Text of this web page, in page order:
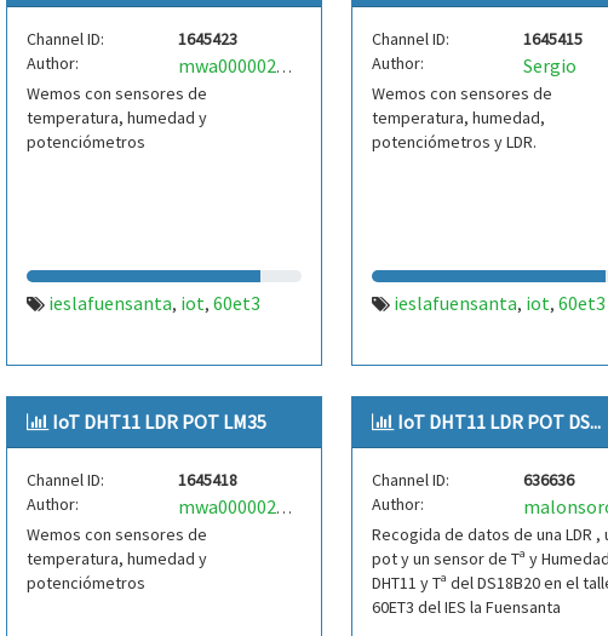
Channel ID:
1645423
Author:
mwa0000025484632
Wemos con sensores de
temperatura, humedad y
potenciómetros
ieslafuensanta, iot, 60et3
Channel ID:
1645415
Author:
Sergio
Wemos con sensores de
temperatura, humedad,
potenciómetros y LDR.
ieslafuensanta, iot, 60et3
IoT DHT11 LDR POT LM35
Channel ID:
1645418
Author:
mwa0000025484631
Wemos con sensores de
temperatura, humedad y
potenciómetros
IoT DHT11 LDR POT DS...
Channel ID:
636636
Author:
Recogida de datos de una LDR ,
pot y un sensor de Tª y Humedad
DHT11 y Tª del DS18B20 en el
60ET3 del IES la Fuensanta